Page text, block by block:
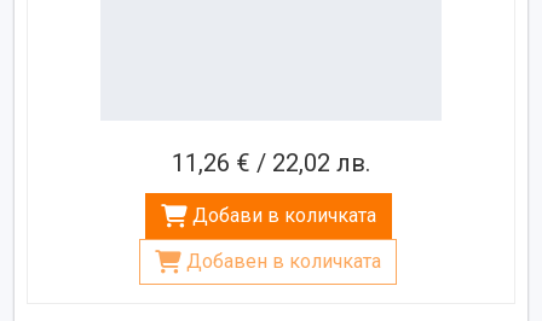
11,26 € / 22,02 лв.
Добави в количката
Добавен в количката